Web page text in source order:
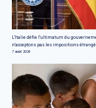
L'Italie défie l'ultimatum du
n'acceptons pas les impositions
7 août 2026